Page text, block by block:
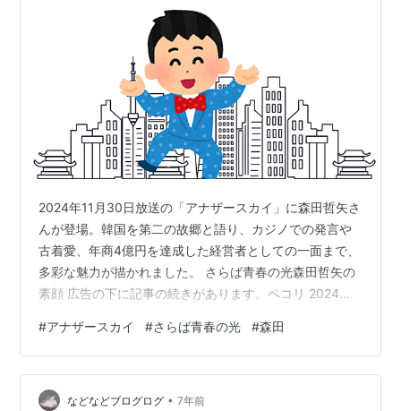
2024年11月30日放送の「アナザースカイ」に森田哲矢さ
んが登場。韓国を第二の故郷と語り、カジノでの発言や
古着愛、年商4億円を達成した経営者としての一面まで、
多彩な魅力が描かれました。 さらば青春の光森田哲矢の
素顔 広告の下に記事の続きがあります。ペコリ 2024年
笑いコンビ「さらば青春の光」の森田哲矢さんが登場し
ました。韓国を「第二の故郷」と語り、芸人としての歩
みと人生観を重ねる旅が放送されました。 森田哲矢『ア
ナザースカイ』で語った第二の故郷・韓国と多面的な魅
#アナザースカイ #さらば青春の光 #森田
などなどブログログ • 7年前